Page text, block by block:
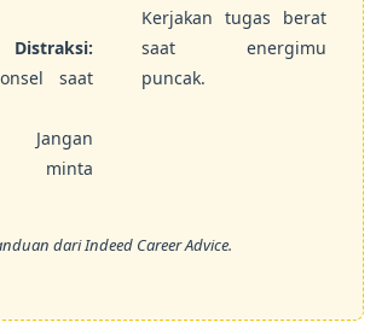
saat
minta
Kerjakan tugas berat
saat energimu
puncak.
dariIndeed Career Advice.